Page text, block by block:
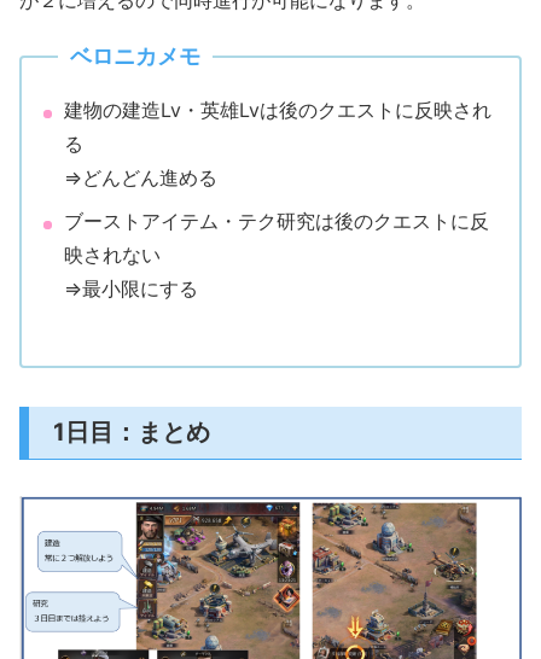
ベロニカメモ
建物の建造Lv・英雄Lvは後のクエストに反映され
る
⇒どんどん進める
ブーストアイテム・テク研究は後のクエストに反
映されない
⇒最小限にする
1日目：まとめ